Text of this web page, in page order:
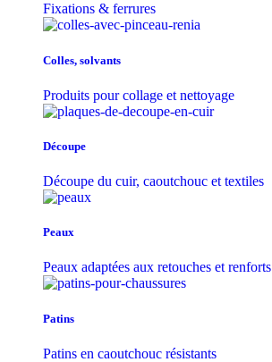
Fixations & ferrures
Colles, solvants
Produits pour collage et nettoyage
Découpe
Découpe du cuir, caoutchouc et textiles
Peaux
Peaux adaptées aux retouches et renforts
Patins
Patins en caoutchouc résistants